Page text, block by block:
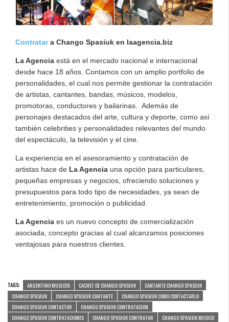
Contratara Chango Spasiuk en laagencia.biz
La Agencia está en el mercado nacional e internacional
desde hace 18 años. Contamos con un amplio portfolio de
personalidades, el cual nos permite gestionar la contratación
de artistas, cantantes, bandas, músicos, modelos,
promotoras, conductores y bailarinas. Además de
personajes destacados del arte, cultura y deporte, como así
también celebrities y personalidades relevantes del mundo
del espectáculo, la televisión y el cine.
La experiencia en el asesoramiento y contratación de
artistas hace de La Agencia una opción para particulares,
pequeñas empresas y negocios, ofreciendo soluciones y
presupuestos para todo tipo de necesidades, ya sean de
entretenimiento, promoción o publicidad.
La Agencia es un nuevo concepto de comercialización
asociada, concepto gracias al cual alcanzamos posiciones
ventajosas para nuestros clientes.
TAGS: ARGENTINO MUSICOS CACHET DE CHANGO SPASIUK
CANTANTE CHANGO SPASIUK
CHANGO SPASIUK
CHANGO SPASIUK CANTANTE
CHANGO SPASIUK COMO CONTACTARLO
CHANGO SPASIUK CONTACTAR
CHANGO SPASIUK CONTRATACION
CHANGO SPASIUK CONTRATACIONES
CHANGO SPASIUK CONTRATAR
CHANGO SPASIUK MUSICO